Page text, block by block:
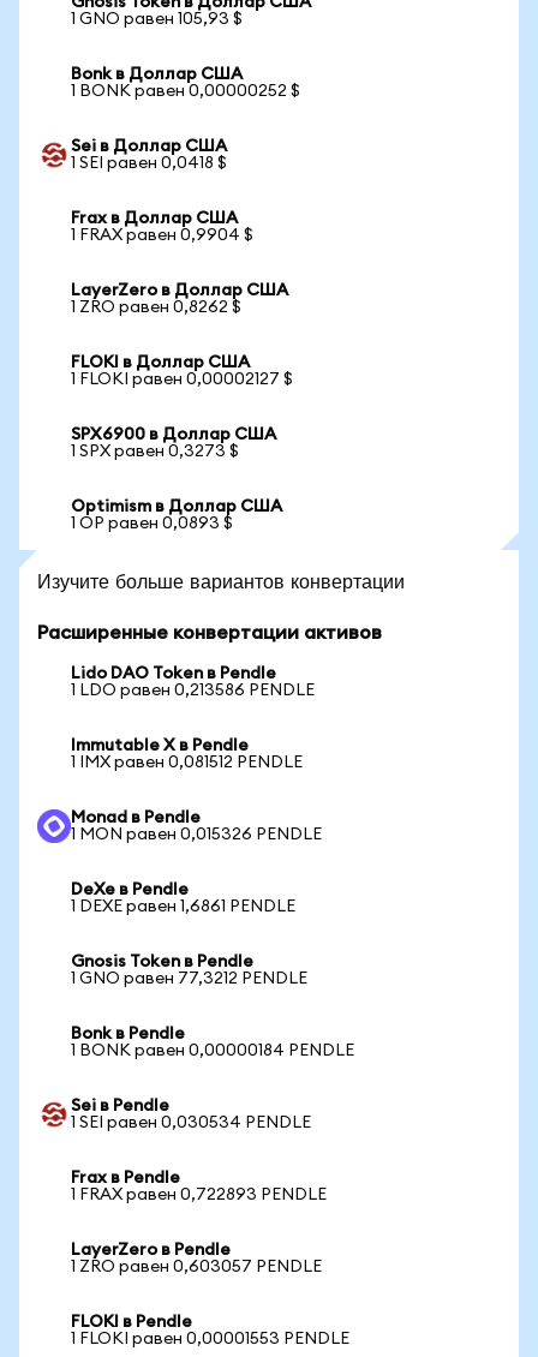
1 GNO равен 105,93 $
Bonk в Доллар США
1 BONK равен 0,00000252 $
Sei в Доллар США
1 SEI равен 0,0418 $
Frax в Доллар США
1 FRAX равен 0,9904 $
LayerZero в Доллар США
1 ZRO равен 0,8262 $
FLOKI в Доллар США
1 FLOKI равен 0,00002127 $
SPX6900 в Доллар США
1 SPX равен 0,3273 $
Optimism в Доллар США
1 OP равен 0,0893 $
Изучите больше вариантов конвертации
Расширенные конвертации активов
Lido DAO Token в Pendle
1 LDO равен 0,213586 PENDLE
Immutable X в Pendle
1 IMX равен 0,081512 PENDLE
Monad в Pendle
1 MON равен 0,015326 PENDLE
DeXe в Pendle
1 DEXE равен 1,6861 PENDLE
Gnosis Token в Pendle
1 GNO равен 77,3212 PENDLE
Bonk в Pendle
1 BONK равен 0,00000184 PENDLE
Sei в Pendle
1 SEI равен 0,030534 PENDLE
Frax в Pendle
1 FRAX равен 0,722893 PENDLE
LayerZero в Pendle
1 ZRO равен 0,603057 PENDLE
FLOKI в Pendle
1 FLOKI равен 0,00001553 PENDLE